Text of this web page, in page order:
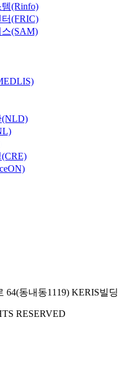
(Rinfo)
(FRIC)
(SAM)
(NLD)
64(동내동1119) KERIS빌딩
RESERVED